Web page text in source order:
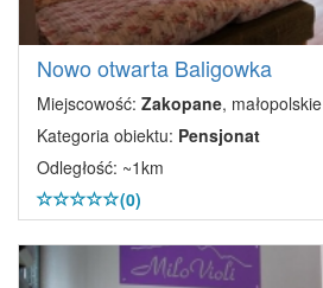
Nowo otwarta Baligowka
Miejscowość: Zakopane, małopolskie
Kategoria obiektu: Pensjonat
Odległość: ~1km
(0)